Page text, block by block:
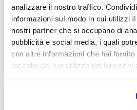
analizzare il nostro traffico.
informazioni sul modo in cui utilizzi
nostri partner che si occupano di
pubblicità e social media, i quali
con altre informazioni che hai fornito
raccolto dal tuo utilizzo dei loro